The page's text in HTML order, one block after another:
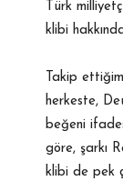
Türk
klibi
Takip
herkeste,
beğeni
göre, şarkı
klibi de pek